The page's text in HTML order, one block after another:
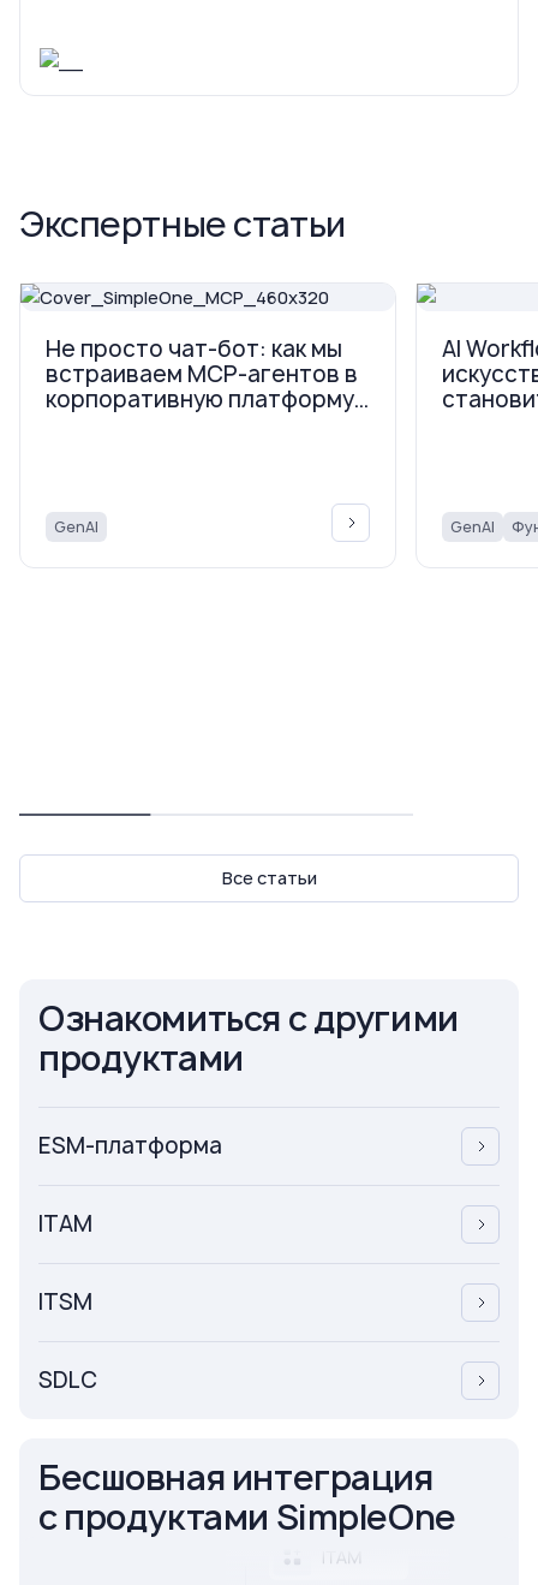
Экспертные статьи
Не просто чат-бот: как мы
встраиваем MCP-агентов в
корпоративную платформу
GenAI
AI
GenAI
Все статьи
Ознакомиться с другими
продуктами
ESM-платформа
ITAM
ITSM
SDLC
Бесшовная интеграция
с продуктами SimpleOne